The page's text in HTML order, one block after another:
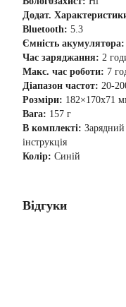
Додат.
Bluetooth: 5.3
Ємність акумулятора:
Час заряджання: 2
Макс. час роботи: 7
Діапазон частот: 20-
Розміри: 182×170x71
Вага: 157 г
В комплекті: Зарядний
інструкція
Колір: Синій
Відгуки